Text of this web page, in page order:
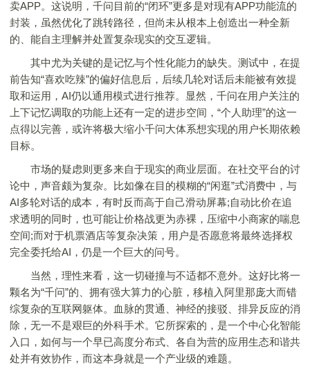
卖APP。这说明，千问目前的“闭环”更多是对现有APP功能流的
封装，虽然优化了跳转路径，但尚未从根本上创造出一种全新
的、能自主理解并处置复杂现实的交互逻辑。
其中尤为关键的是记忆与个性化能力的缺失。测试中，在提
前告知“喜欢吃辣”的偏好信息后，后续几轮对话后未能被有效提
取和运用，AI仍以通用模式进行推荐。显然，千问在用户关注的
上下记忆调取的功能上还有一定的进步空间，“个人助理”的这一
点得以完善，或许将极大缩小千问大体系想实现的用户长期依赖
目标。
市场的疑虑则更多来自于现实的商业层面。在社交平台的讨
论中，声音颇为复杂。比如像在目的模糊的“闲逛”式消费中，与
AI多轮对话的成本，有时反而高于自己滑动屏幕;自动比价在追
求透明的同时，也可能让价格战更为赤裸，压缩中小商家的喘息
空间;而对于机票酒店等复杂决策，用户是否愿意将最终选择权
完全委托给AI，仍是一个巨大的问号。
当然，理性来看，这一切碰撞与不适都不意外。这好比将一
颗名为“千问”的、拥有强大算力的心脏，移植入阿里那庞大而错
综复杂的互联网躯体。血脉的贯通、神经的接驳、排异反应的消
除，无一不是艰巨的外科手术。它所探索的，是一个中心化智能
入口，如何与一个早已高度分布式、各自为营的应用生态和谐共
处并有效协作，而这本身就是一个产业级的难题。